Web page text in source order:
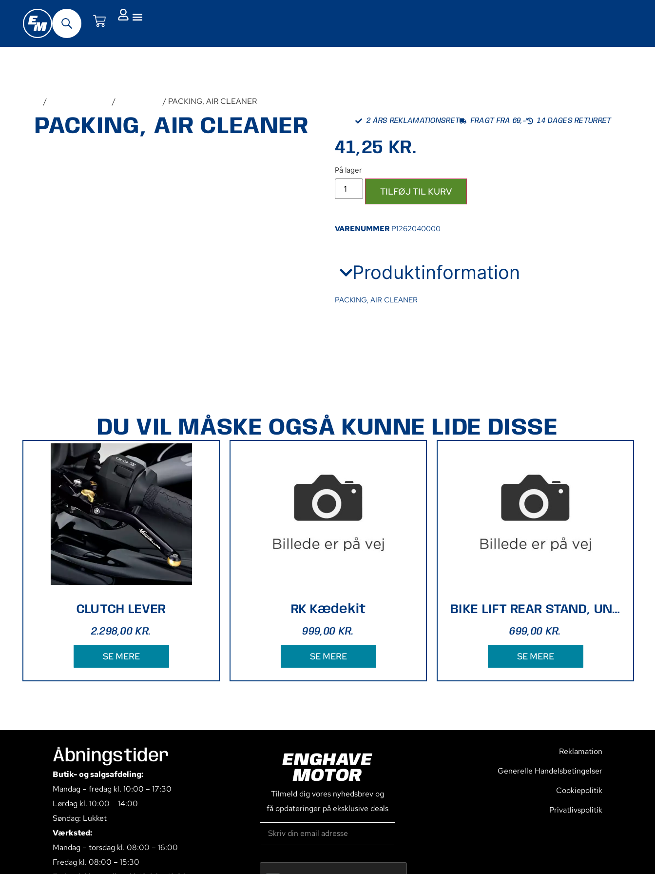
/ / / PACKING, AIR CLEANER
PACKING, AIR CLEANER 2 ÅRS REKLAMATIONSRET FRAGT FRA 69,- 14 DAGES RETURRET
41,25 KR.
TILFØJ TIL KURV
VARENUMMER P1262040000
Produktinformation
PACKING, AIR CLEANER
DU VIL MÅSKE OGSÅ KUNNE LIDE DISSE
CLUTCH LEVER
2.298,00KR.
SE MERE
RK Kædekit
999,00KR.
SE MERE
BIKE LIFT REAR STAND, UNIVERSAL, BLACK ICE - NEEDS BLACK ICE ADAPTERS
699,00KR.
SE MERE
Åbningstider
Butik- og salgsafdeling:
Mandag – fredag kl. 10:00 – 17:30
Lørdag kl. 10:00 – 14:00
Søndag: Lukket
Værksted:
Mandag – torsdag kl. 08:00 – 16:00
Fredag kl. 08:00 – 15:30
ENGHAVE
MOTOR
Tilmeld dig vores nyhedsbrev og
få opdateringer på eksklusive deals
Reklamation
Generelle Handelsbetingelser
Cookiepolitik
Privatlivspolitik